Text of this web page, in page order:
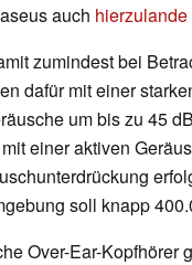
auch
zumindest bei
dafür mit einer
um bis zu 45
einer aktiven
soll knapp
Over-Ear-Kopfhörer